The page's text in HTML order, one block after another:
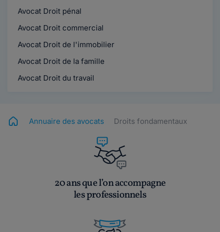
Avocat Droit pénal
Avocat Droit commercial
Avocat Droit de l'immobilier
Avocat Droit de la famille
Avocat Droit du travail
Annuaire des avocats Droits fondamentaux
20 ans que l’on accompagne
les professionnels